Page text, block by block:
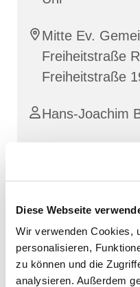
Diese Webseite
Wir verwenden Cookies,
personalisieren,
zu können und die
analysieren. Außerdem
Mitte Ev.
Freiheitstraße
Freiheitstraße
Hans-Joachim